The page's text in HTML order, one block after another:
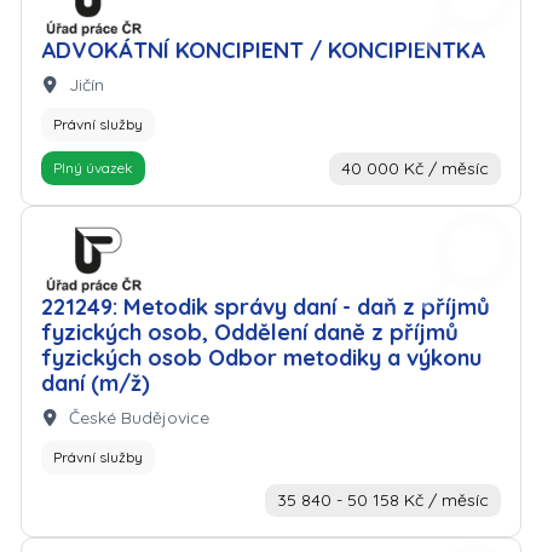
ADVOKÁTNÍ KONCIPIENT / KONCIPIENTKA
Lokalita:
Jičín
Právní služby
Plný úvazek 40 000 Kč / měsíc
221249: Metodik správy daní - daň z příjmů
fyzických osob, Oddělení daně z příjmů
fyzických osob Odbor metodiky a výkonu
daní (m/ž)
Zaměstnavatel: Úřad práce
Lokalita:
České Budějovice
Právní služby
35 840 - 50 158 Kč / měsíc